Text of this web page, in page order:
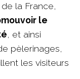
la France,
le
, et ainsi
pèlerinages,
les visiteurs